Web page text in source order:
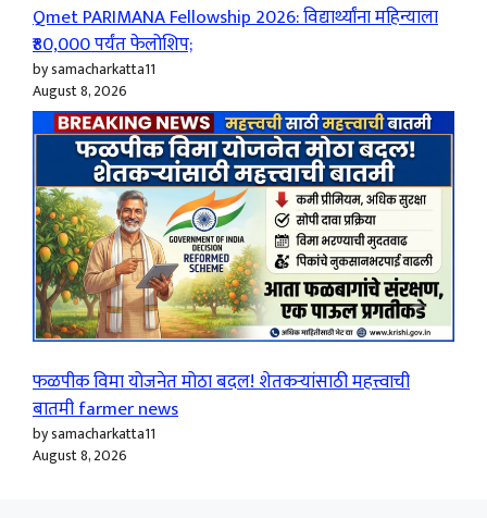
Qmet PARIMANA Fellowship 2026: विद्यार्थ्यांना महिन्याला
₹80,000 पर्यंत फेलोशिप;
by samacharkatta11
August 8, 2026
फळपीक विमा योजनेत मोठा बदल! शेतकऱ्यांसाठी महत्त्वाची
बातमी farmer news
by samacharkatta11
August 8, 2026